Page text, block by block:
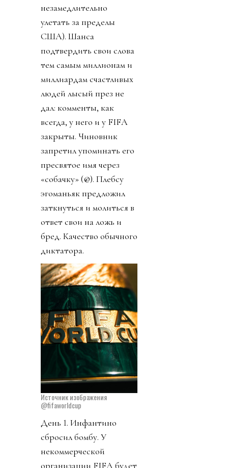
незамедлительно
улетать за пределы
США). Шанса
подтвердить свои слова
тем самым миллионам и
миллиардам счастливых
людей лысый през не
дал: комменты, как
всегда, у него и у FIFA
закрыты. Чиновник
запретил упоминать его
пресвятое имя через
«собачку» (@). Плебсу
эгоманьяк предложил
заткнуться и молиться в
ответ свои на ложь и
бред. Качество обычного
диктатора.
Источник изображения
@fifaworldcup
День 1. Инфантино
сбросил бомбу. У
некоммерческой
организации FIFA будет